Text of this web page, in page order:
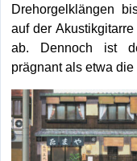
Drehorgelklängen
auf der
ab. Dennoch ist
prägnant als etwa